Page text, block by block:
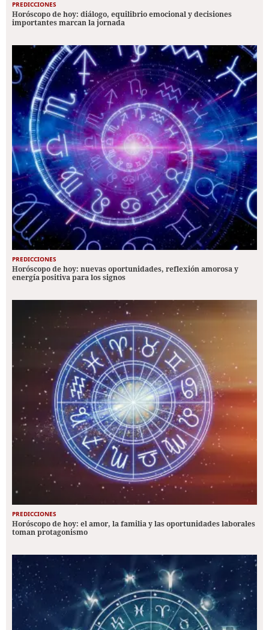
PREDICCIONES
Horóscopo de hoy: diálogo, equilibrio emocional y decisiones
importantes marcan la jornada
PREDICCIONES
Horóscopo de hoy: nuevas oportunidades, reflexión amorosa y
energía positiva para los signos
PREDICCIONES
Horóscopo de hoy: el amor, la familia y las oportunidades laborales
toman protagonismo